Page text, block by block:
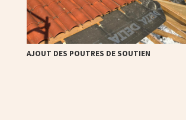
AJOUT DES POUTRES DE SOUTIEN